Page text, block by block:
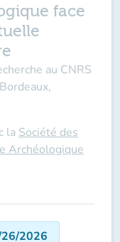
face
au CNRS
la Société des
Archéologique
2026